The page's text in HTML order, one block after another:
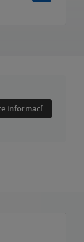
informací